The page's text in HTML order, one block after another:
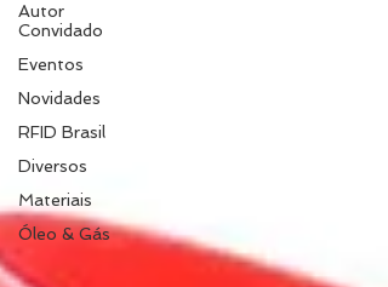
Autor
Convidado
Eventos
Novidades
RFID Brasil
Diversos
Materiais
Óleo & Gás